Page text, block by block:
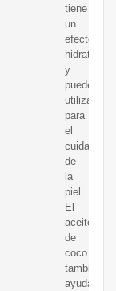
tiene
un
efecto
hidratante
y
puede
utilizarse
para
el
cuidado
de
la
piel.
El
aceite
de
coco
también
ayuda